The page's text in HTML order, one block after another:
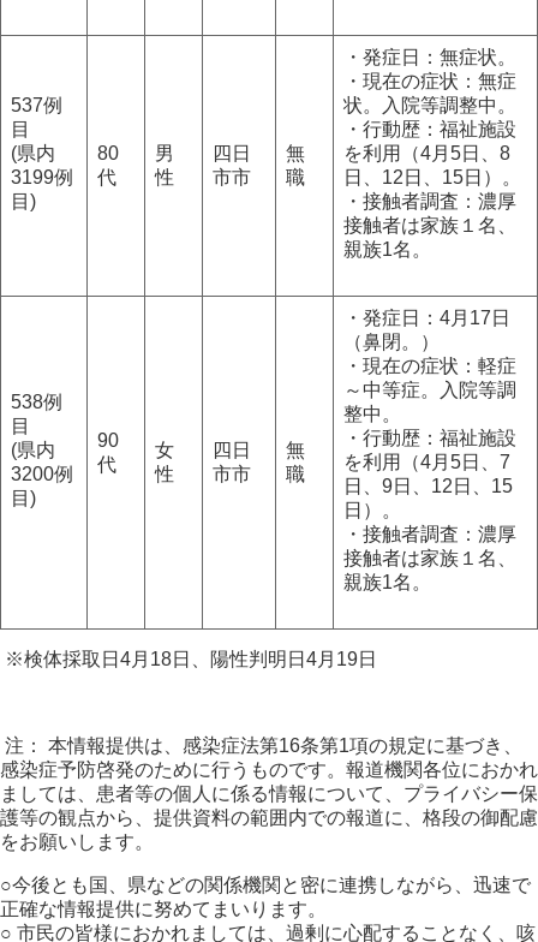
537例
目
(県内
3199例
目)
80
代
男
性
四日
市市
無
職
・発症日：無症状。
・現在の症状：無症
状。入院等調整中。
・行動歴：福祉施設
を利用（4月5日、8
日、12日、15日）。
・接触者調査：濃厚
接触者は家族１名、
親族1名。
538例
目
(県内
3200例
目)
90
代
女
性
四日
市市
無
職
・発症日：4月17日
（鼻閉。）
・現在の症状：軽症
～中等症。入院等調
整中。
・行動歴：福祉施設
を利用（4月5日、7
日、9日、12日、15
日）。
・接触者調査：濃厚
接触者は家族１名、
親族1名。
※検体採取日4月18日、陽性判明日4月19日
注： 本情報提供は、感染症法第16条第1項の規定に基づき、
感染症予防啓発のために行うものです。報道機関各位におかれ
ましては、患者等の個人に係る情報について、プライバシー保
護等の観点から、提供資料の範囲内での報道に、格段の御配慮
をお願いします。
○今後とも国、県などの関係機関と密に連携しながら、迅速で
正確な情報提供に努めてまいります。
○ 市民の皆様におかれましては、過剰に心配することなく、咳